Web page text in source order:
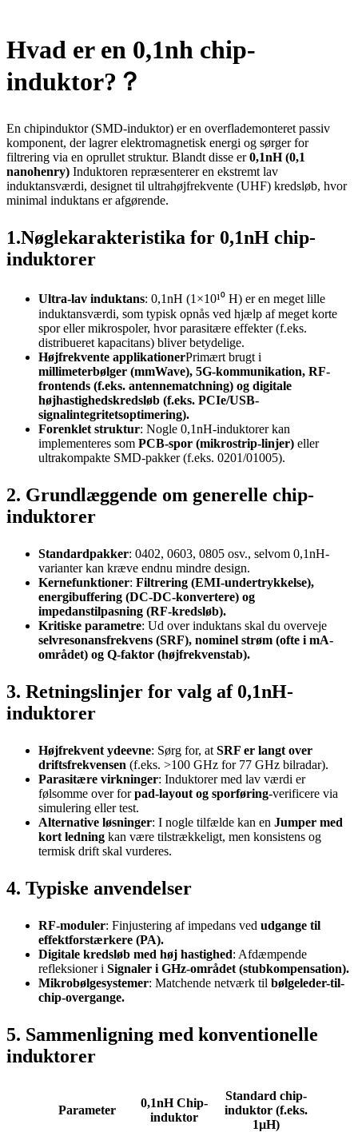
Hvad er en 0,1nh chip-
induktor? ？
En chipinduktor (SMD-induktor) er en overflademonteret passiv
komponent, der lagrer elektromagnetisk energi og sørger for
filtrering via en oprullet struktur. Blandt disse er0,1nH (0,1
nanohenry) Induktoren repræsenterer en ekstremt lav
induktansværdi, designet til ultrahøjfrekvente (UHF) kredsløb, hvor
minimal induktans er afgørende.
1.Nøglekarakteristika for 0,1nH chip-
induktorer
Ultra-lav induktans: 0,1nH (1×10¹⁰ H) er en meget lille
induktansværdi, som typisk opnås ved hjælp af meget korte
spor eller mikrospoler, hvor parasitære effekter (f.eks.
distribueret kapacitans) bliver betydelige.
Højfrekvente applikationerPrimært brugt i
millimeterbølger (mmWave), 5G-kommunikation, RF-
frontends (f.eks. antennematchning) og digitale
højhastighedskredsløb (f.eks. PCIe/USB-
signalintegritetsoptimering).
Forenklet struktur: Nogle 0,1nH-induktorer kan
implementeres som PCB-spor (mikrostrip-linjer) eller
ultrakompakte SMD-pakker (f.eks. 0201/01005).
2. Grundlæggende om generelle chip-
induktorer
Standardpakker: 0402, 0603, 0805 osv., selvom 0,1nH-
varianter kan kræve endnu mindre design.
Kernefunktioner: Filtrering (EMI-undertrykkelse),
energibuffering (DC-DC-konvertere) og
impedanstilpasning (RF-kredsløb).
Kritiske parametre: Ud over induktans skal du overveje
selvresonansfrekvens (SRF), nominel strøm (ofte i mA-
området) og Q-faktor (højfrekvenstab).
3. Retningslinjer for valg af 0,1nH-
induktorer
Højfrekvent ydeevne: Sørg for, at SRF er langt over
driftsfrekvensen (f.eks. >100 GHz for 77 GHz bilradar).
Parasitære virkninger: Induktorer med lav værdi er
følsomme over forpad-layout og sporføring-verificere via
simulering eller test.
Alternative løsninger: I nogle tilfælde kan en Jumper med
kort ledning kan være tilstrækkeligt, men konsistens og
termisk drift skal vurderes.
4. Typiske anvendelser
RF-moduler: Finjustering af impedans ved udgange til
effektforstærkere (PA).
Digitale kredsløb med høj hastighed: Afdæmpende
refleksioner i Signaler i GHz-området (stubkompensation).
Mikrobølgesystemer: Matchende netværk til bølgeleder-til-
chip-overgange.
5. Sammenligning med konventionelle
induktorer
Parameter
0,1nH Chip-
induktor
Standard chip-
induktor (f.eks.
1µH)